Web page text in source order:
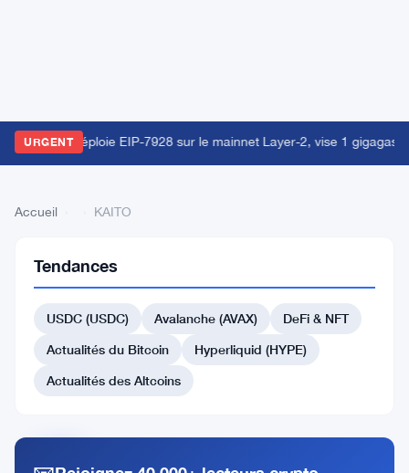
URGENT
Chain déploie EIP-7928 sur le mainnet Layer-2, vise 1 gigagas
Accueil KAITO
#111 Immutable
#110 Decred
#113 Tezos
Tendances
USDC (USDC) Avalanche (AVAX)
DeFi & NFT
Actualités du Bitcoin
Hyperliquid (HYPE)
Actualités des Altcoins